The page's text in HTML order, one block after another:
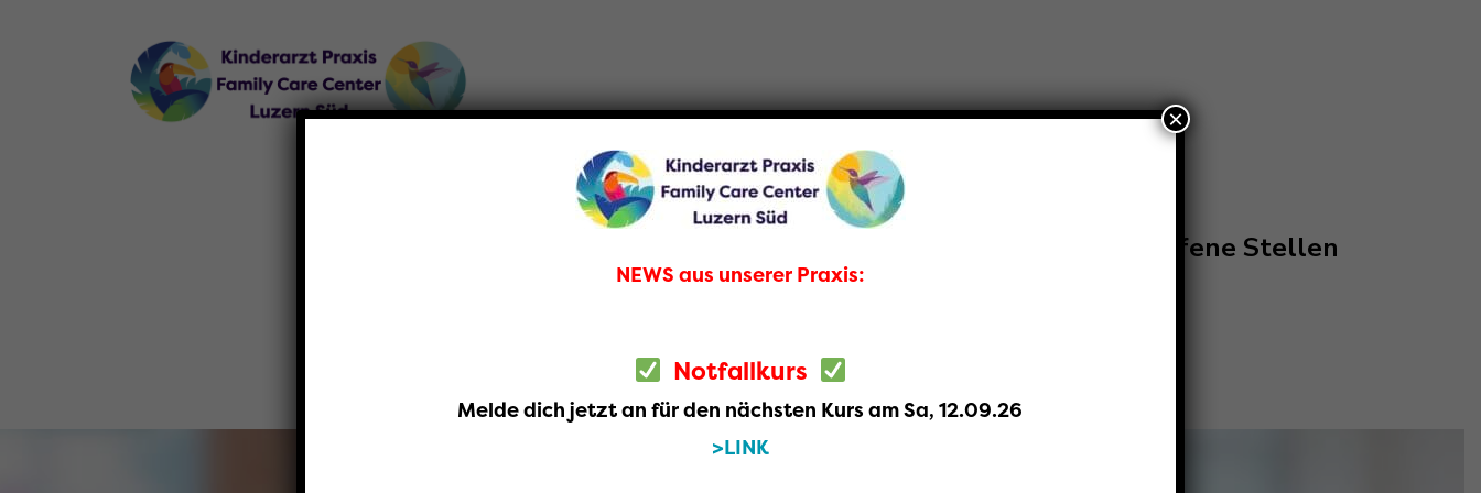
Offene Stellen
NEWS aus unserer Praxis:
Notfallkurs
Melde dich jetzt an für den nächsten Kurs am Sa, 12.09.26
>LINK
×